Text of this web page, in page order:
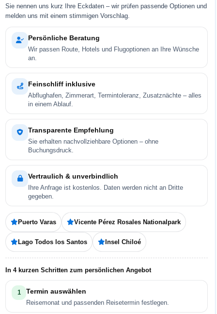
Sie nennen uns kurz Ihre Eckdaten – wir prüfen passende Optionen und
melden uns mit einem stimmigen Vorschlag.
Persönliche Beratung
Wir passen Route, Hotels und Flugoptionen an Ihre Wünsche
an.
Feinschliff inklusive
Abflughafen, Zimmerart, Termintoleranz, Zusatznächte – alles
in einem Ablauf.
Transparente Empfehlung
Sie erhalten nachvollziehbare Optionen – ohne
Buchungsdruck.
Vertraulich & unverbindlich
Ihre Anfrage ist kostenlos. Daten werden nicht an Dritte
gegeben.
Puerto Varas Vicente Pérez Rosales Nationalpark
Lago Todos los Santos Insel Chiloé
In 4 kurzen Schritten zum persönlichen Angebot
1 Termin auswählen
Reisemonat und passenden Reisetermin festlegen.